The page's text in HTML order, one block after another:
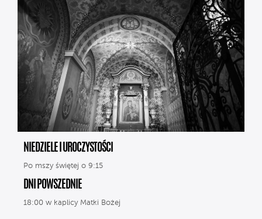
NIEDZIELE I UROCZYSTOŚCI
Po mszy świętej o 9:15
DNI POWSZEDNIE
18:00 w kaplicy Matki Bożej